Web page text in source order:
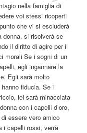
nella famiglia di
voi stessi ricoperti
che vi si escluderà
donna, si risolverà se
il diritto di agire per il
morali Se i sogni di un
egli ingannare la
Egli sarà molto
fiducia. Se i
lei sarà minacciata
con i capelli d’oro,
essere vero amico
i capelli rossi, verrà